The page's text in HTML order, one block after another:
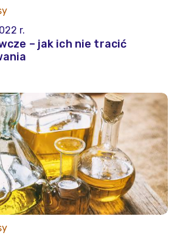
r.
– jak ich nie tracić